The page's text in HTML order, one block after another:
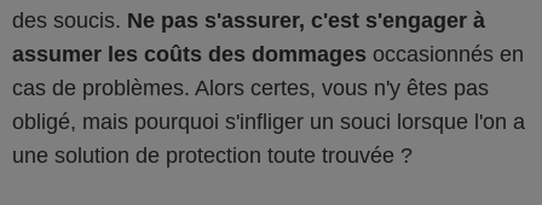
des soucis. Ne pas s'assurer, c'est s'engager à
assumer les coûts des dommages occasionnés en
cas de problèmes. Alors certes, vous n'y êtes pas
obligé, mais pourquoi s'infliger un souci lorsque l'on a
une solution de protection toute trouvée ?